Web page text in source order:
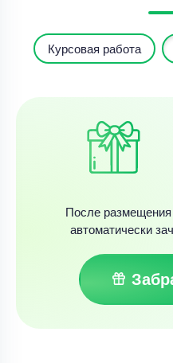
Курсовая работа
После размещения
автоматически